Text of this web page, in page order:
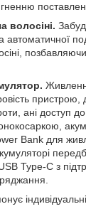
волосіні.
позбавляючи
пристрою,
ані доступ
Bank для
Type-C з